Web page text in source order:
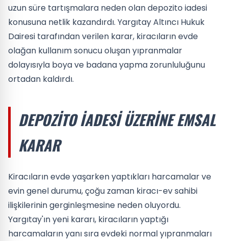
uzun süre tartışmalara neden olan depozito iadesi
konusuna netlik kazandırdı. Yargıtay Altıncı Hukuk
Dairesi tarafından verilen karar, kiracıların evde
olağan kullanım sonucu oluşan yıpranmalar
dolayısıyla boya ve badana yapma zorunluluğunu
ortadan kaldırdı.
DEPOZITO İADESI ÜZERINE EMSAL
KARAR
Kiracıların evde yaşarken yaptıkları harcamalar ve
evin genel durumu, çoğu zaman kiracı-ev sahibi
ilişkilerinin gerginleşmesine neden oluyordu.
Yargıtay'ın yeni kararı, kiracıların yaptığı
harcamaların yanı sıra evdeki normal yıpranmaları